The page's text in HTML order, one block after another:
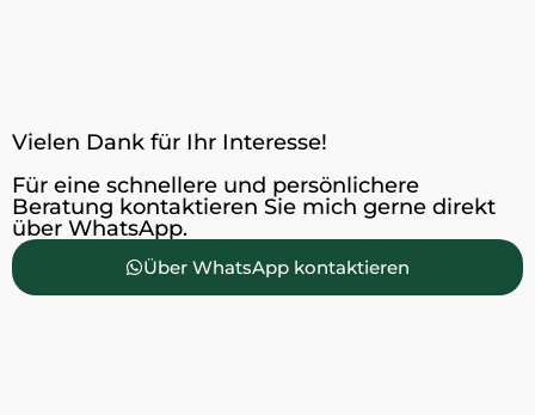
Vielen Dank für Ihr Interesse!
Für eine schnellere und persönlichere
Beratung kontaktieren Sie mich gerne direkt
über WhatsApp.
Über WhatsApp kontaktieren